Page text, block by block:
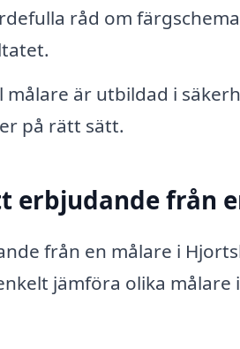
råd om
målare är utbildad i
på rätt sätt.
erbjudande från
från en målare i
jämföra olika